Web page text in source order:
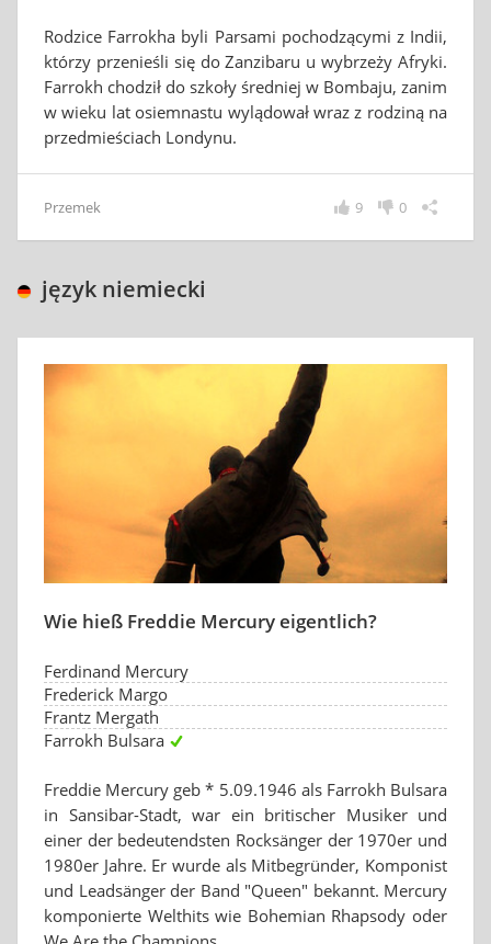
Rodzice Farrokha byli Parsami pochodzącymi z Indii,
którzy przenieśli się do Zanzibaru u wybrzeży Afryki.
Farrokh chodził do szkoły średniej w Bombaju, zanim
w wieku lat osiemnastu wylądował wraz z rodziną na
przedmieściach Londynu.
Przemek 0
9
język niemiecki
Wie hieß Freddie Mercury eigentlich?
Ferdinand Mercury
Frederick Margo
Frantz Mergath
Farrokh Bulsara
Freddie Mercury geb * 5.09.1946 als Farrokh Bulsara
in Sansibar-Stadt, war ein britischer Musiker und
einer der bedeutendsten Rocksänger der 1970er und
1980er Jahre. Er wurde als Mitbegründer, Komponist
und Leadsänger der Band "Queen" bekannt. Mercury
komponierte Welthits wie Bohemian Rhapsody oder